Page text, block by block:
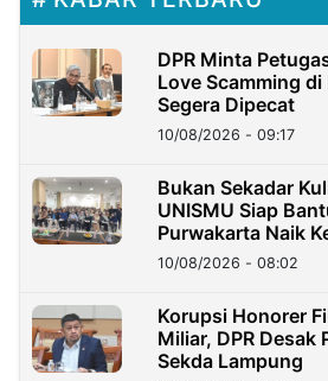
DPR Minta
Love Scamming
Segera Dipecat
10/08/2026 - 09:17
Bukan Sekadar
UNISMU Siap
Purwakarta Naik
10/08/2026 - 08:02
Korupsi Honorer
Miliar, DPR Desak
Sekda Lampung